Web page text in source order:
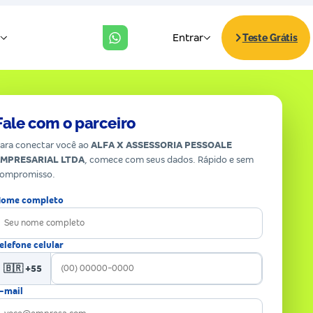
com o parceiro
conectar você ao ALFA X ASSESSORIA PESSOALE
LTDA, comece com seus dados. Rápido e sem
completo
celular
🇧🇷 +55
mail